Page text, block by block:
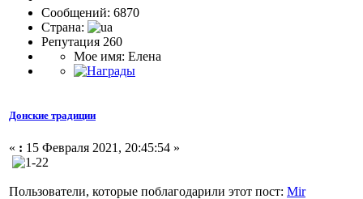
Сообщений: 6870
Страна:
Репутация 260
Мое имя: Елена
Донские традиции
« : 15 Февраля 2021, 20:45:54 »
Пользователи, которые поблагодарили этот пост: Mir